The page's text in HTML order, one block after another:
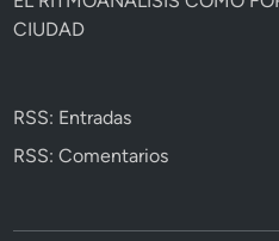
CIUDAD
RSS: Entradas
RSS: Comentarios